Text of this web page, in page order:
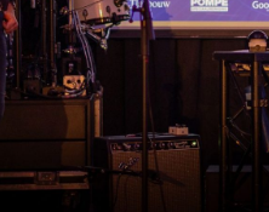
Aanmelden voor proeftraining
Lid worden van FC Lisse
Word vrijwilliger
De Club van 100
Uitschrijven
Over FC Lisse